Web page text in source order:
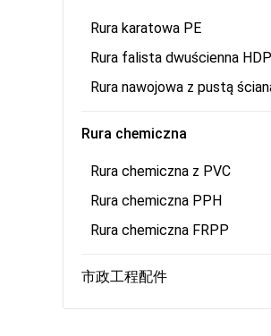
Rura karatowa PE
Rura falista dwuścienna
Rura nawojowa z pustą
Rura chemiczna
Rura chemiczna z PVC
Rura chemiczna PPH
Rura chemiczna FRPP
市政工程配件